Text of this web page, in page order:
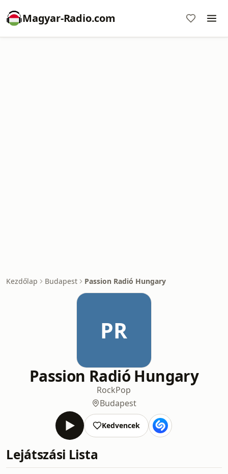
Magyar-Radio.com
Kezdőlap Budapest Passion Radió Hungary
PR
Passion Radió Hungary
RockPop
Budapest
Kedvencek
Lejátszási Lista